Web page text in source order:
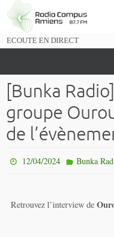
Passer
vers
ECOUTE EN DIRECT
[Bunka
groupe
de
12/04/2024 Bunka
Retrouvez l’interview de